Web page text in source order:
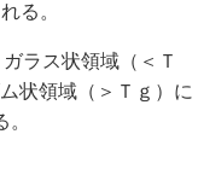
る。
ラス状領域（＜Ｔ
状領域（＞Ｔｇ）に